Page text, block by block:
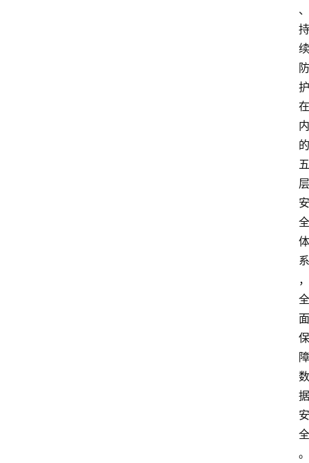
、
持
续
防
护
在
内
的
五
层
安
全
体
系
，
全
面
保
障
数
据
安
全
。